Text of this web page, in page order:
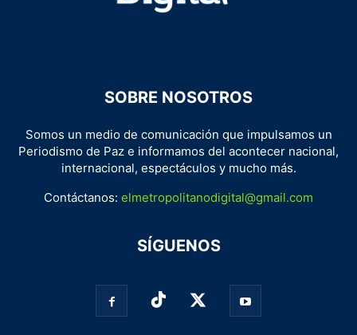
SOBRE NOSOTROS
Somos un medio de comunicación que impulsamos un
Periodismo de Paz e informamos del acontecer nacional,
internacional, espectáculos y mucho más.
Contáctanos: elmetropolitanodigital@gmail.com
SÍGUENOS